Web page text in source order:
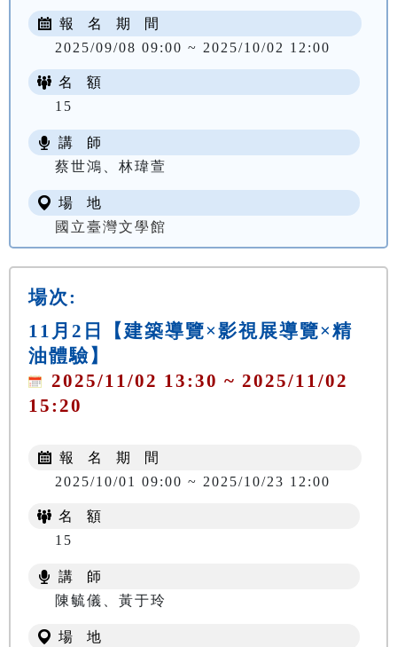
報 名 期 間
2025/09/08 09:00 ~ 2025/10/02 12:00
名 額
15
講 師
蔡世鴻、林瑋萱
場 地
國立臺灣文學館
場次:
11月2日【建築導覽×影視展導覽×精
油體驗】
2025/11/02 13:30 ~ 2025/11/02
15:20
報 名 期 間
2025/10/01 09:00 ~ 2025/10/23 12:00
名 額
15
講 師
陳毓儀、黃于玲
場 地